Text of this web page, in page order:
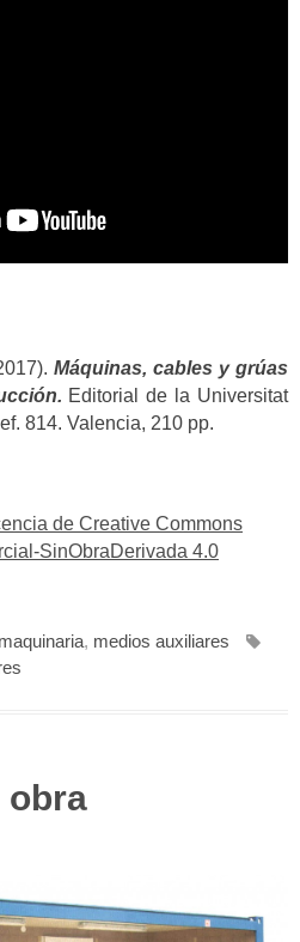
Máquinas, cables y grúas
Editorial de la Universitat
814. Valencia, 210 pp.
de Creative Commons
SinObraDerivada 4.0
maquinaria, medios auxiliares
obra